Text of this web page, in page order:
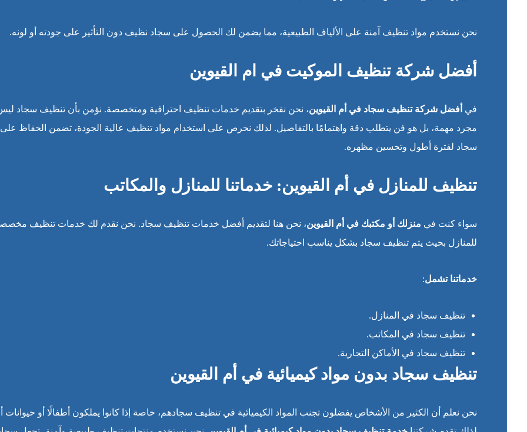
نحن نستخدم مواد تنظيف آمنة على الألياف الطبيعية، مما يضمن لك الحصول على سجاد نظيف دون التأثير على جودته أو لونه.
أفضل شركة تنظيف الموكيت في ام القيوين
في أفضل شركة تنظيف سجاد في أم القيوين، نحن نفخر بتقديم خدمات تنظيف احترافية ومتخصصة. نؤمن بأن تنظيف سجاد
مجرد مهمة، بل هو فن يتطلب دقة واهتمامًا بالتفاصيل. لذلك نحرص على استخدام مواد تنظيف عالية الجودة، تضمن الحفاظ على
سجاد لفترة أطول وتحسين مظهره.
تنظيف للمنازل في أم القيوين: خدماتنا للمنازل والمكاتب
سواء كنت في منزلك أو مكتبك في أم القيوين، نحن هنا لتقديم أفضل خدمات تنظيف سجاد. نحن نقدم لك خدمات تنظيف
للمنازل بحيث يتم تنظيف سجاد بشكل يناسب احتياجاتك.
خدماتنا تشمل:
تنظيف سجاد في المنازل.
تنظيف سجاد في المكاتب.
تنظيف سجاد في الأماكن التجارية.
تنظيف سجاد بدون مواد كيميائية في أم القيوين
نحن نعلم أن الكثير من الأشخاص يفضلون تجنب المواد الكيميائية في تنظيف سجادهم، خاصة إذا كانوا يملكون أطفالًا أو حيوانات